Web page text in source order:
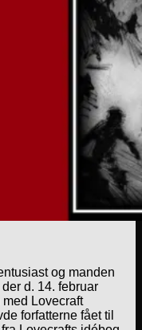
og manden
d. 14. februar
Lovecraft
forfatterne fået til